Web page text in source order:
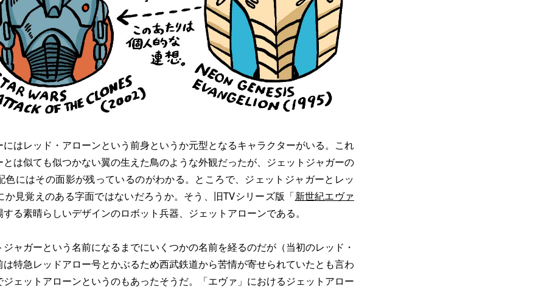
はレッド・アローンという前身というか元型となるキャラクターがいる。これ
とは似ても似つかない翼の生えた鳥のような外観だったが、ジェットジャガーの
色にはその面影が残っているのがわかる。ところで、ジェットジャガーとレッ
か見覚えのある字面ではないだろうか。そう、旧TVシリーズ版「新世紀エヴァ
する素晴らしいデザインのロボット兵器、ジェットアローンである。
ャガーという名前になるまでにいくつかの名前を経るのだが（当初のレッド・
は特急レッドアロー号とかぶるため西武鉄道から苦情が寄せられていたとも言わ
ェットアローンというのもあったそうだ。「エヴァ」におけるジェットアロー